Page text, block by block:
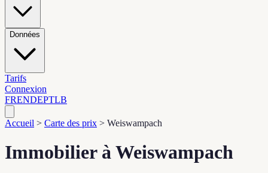
Données
Tarifs
Connexion
FRENDEPTLB
Accueil > Carte des prix > Weiswampach
Immobilier à Weiswampach